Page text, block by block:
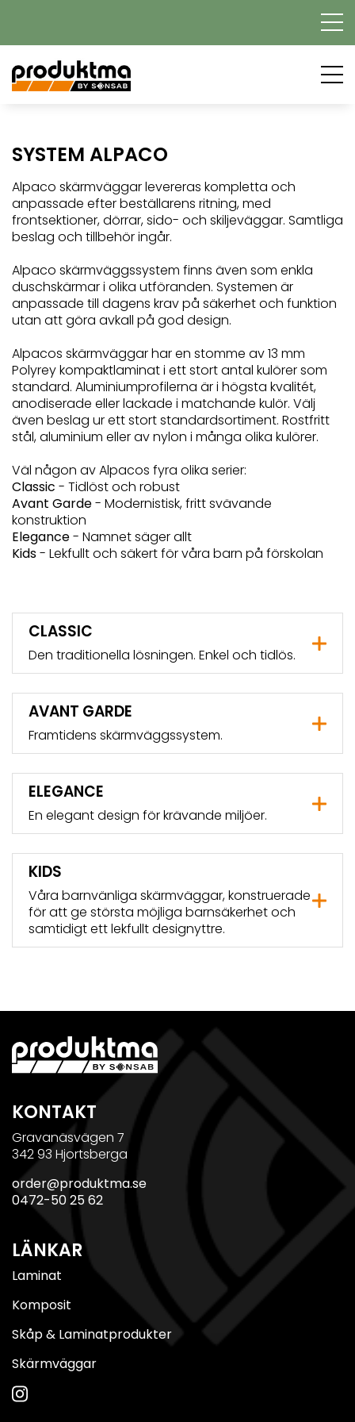
SYSTEM ALPACO
Alpaco skärmväggar levereras kompletta och
anpassade efter beställarens ritning, med
frontsektioner, dörrar, sido- och skiljeväggar. Samtliga
beslag och tillbehör ingår.
Alpaco skärmväggssystem finns även som enkla
duschskärmar i olika utföranden. Systemen är
anpassade till dagens krav på säkerhet och funktion
utan att göra avkall på god design.
Alpacos skärmväggar har en stomme av 13 mm
Polyrey kompaktlaminat i ett stort antal kulörer som
standard. Aluminiumprofilerna är i högsta kvalitét,
anodiserade eller lackade i matchande kulör. Välj
även beslag ur ett stort standardsortiment. Rostfritt
stål, aluminium eller av nylon i många olika kulörer.
Väl någon av Alpacos fyra olika serier:
Classic - Tidlöst och robust
Avant Garde- Modernistisk, fritt svävande
konstruktion
Elegance- Namnet säger allt
Kids- Lekfullt och säkert för våra barn på förskolan
CLASSIC
Den traditionella lösningen. Enkel och tidlös.
AVANT GARDE
Framtidens skärmväggssystem.
ELEGANCE
En elegant design för krävande miljöer.
KIDS
Våra barnvänliga skärmväggar, konstruerade
för att ge största möjliga barnsäkerhet och
samtidigt ett lekfullt designyttre.
KONTAKT
Gravanäsvägen 7
342 93 Hjortsberga
order@produktma.se
0472-50 25 62
LÄNKAR
Laminat
Komposit
Skåp & Laminatprodukter
Skärmväggar